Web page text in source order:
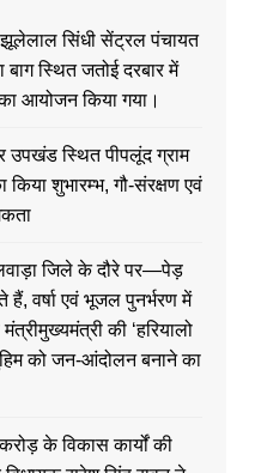
झूलेलाल सिंधी सेंट्रल पंचायत
स्थित जतोई दरबार में
आयोजन किया गया।
उपखंड स्थित पीपलूंद ग्राम
किया शुभारम्भ, गौ-संरक्षण एवं
जिले के दौरे पर—पेड़
वर्षा एवं भूजल पुनर्भरण में
की ‘हरियालो
को जन-आंदोलन बनाने का
के विकास कार्यों की